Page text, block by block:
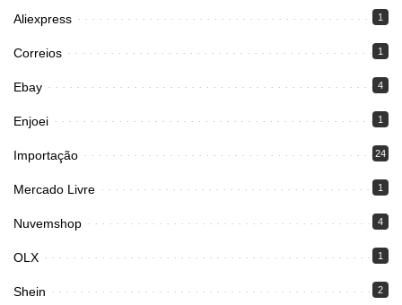
Aliexpress 1
Correios 1
Ebay 4
Enjoei 1
Importação 24
Mercado Livre 1
Nuvemshop 4
OLX 1
Shein 2